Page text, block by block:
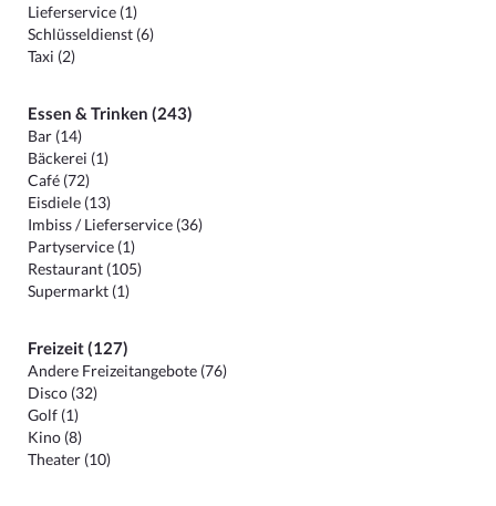
Lieferservice (1)
Schlüsseldienst (6)
Taxi (2)
Essen & Trinken (243)
Bar (14)
Bäckerei (1)
Café (72)
Eisdiele (13)
Imbiss / Lieferservice (36)
Partyservice (1)
Restaurant (105)
Supermarkt (1)
Freizeit (127)
Andere Freizeitangebote (76)
Disco (32)
Golf (1)
Kino (8)
Theater (10)